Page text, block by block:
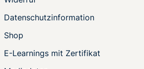
Datenschutzinformation
Shop
E-Learnings mit Zertifikat